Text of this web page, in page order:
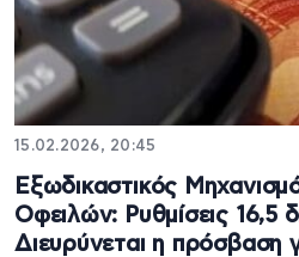
15.02.2026, 20:45
Εξωδικαστικός
Οφειλών: Ρυθμίσεις 16,5
Διευρύνεται η πρόσβαση